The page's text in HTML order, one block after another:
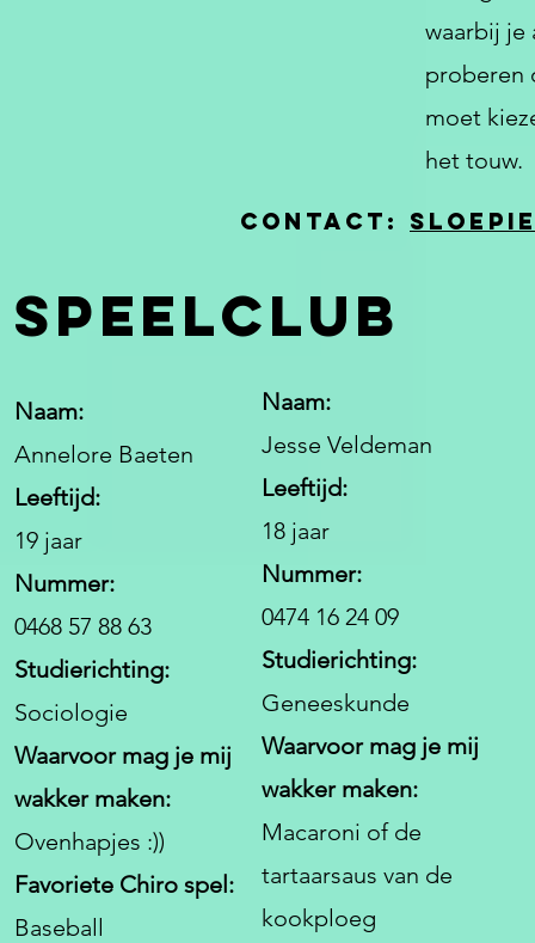
waarbij je
proberen
moet
het touw.
Contact:
Speelclub
Naam:
Annelore Baeten
Leeftijd:
19 jaar
Nummer:
0468 57 88 63
Studierichting:
Sociologie
Waarvoor mag je mij
wakker maken:
Ovenhapjes :))
Favoriete Chiro spel:
Baseball
Naam:
Jesse Veldeman
Leeftijd:
18 jaar
Nummer:
0474 16 24 09
Studierichting:
Geneeskunde
Waarvoor mag je mij
wakker maken:
Macaroni of de
tartaarsaus van de
kookploeg